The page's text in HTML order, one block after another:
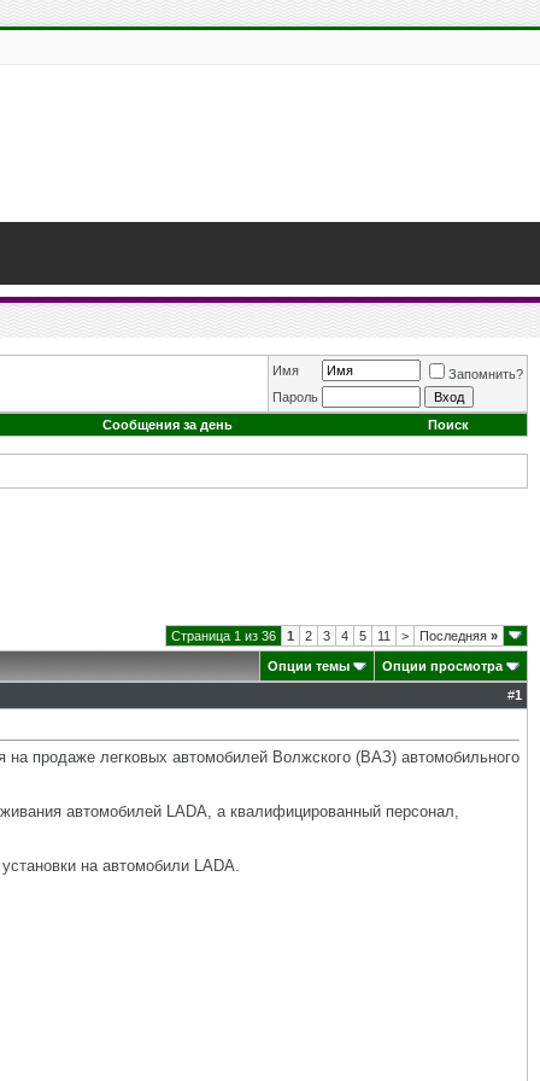
Имя
Запомнить?
Пароль
Сообщения за день
Поиск
Страница 1 из 36 1 2 3 4 5 11 > Последняя »
Опции темы
Опции просмотра
#1
продаже легковых автомобилей Волжского (ВАЗ) автомобильного
автомобилей LADA, а квалифицированный персонал,
на автомобили LADA.